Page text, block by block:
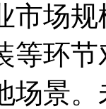
市场
等环
场景